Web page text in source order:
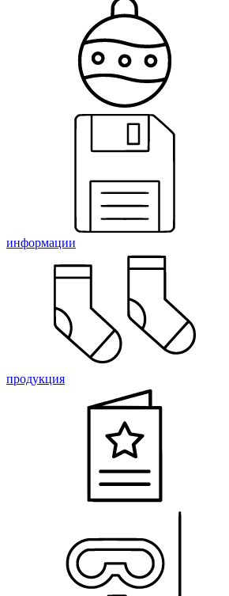
информации
продукция